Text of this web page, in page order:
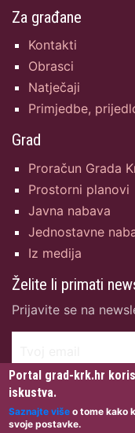
Za građane
Kontakti
Obrasci
Natječaji
Primjedbe,
Grad
Proračun Grada
Prostorni planovi
Javna nabava
Jednostavne
Iz medija
Želite li primati
Prijavite se na
Portal grad-krk.hr
iskustva.
Saznajte više o tome kako
svoje postavke.